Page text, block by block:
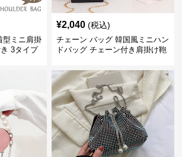
型ミニ肩掛
3タイプ
¥2,040 (税込)
チェーン バッグ 韓国風ミニハン
ドバッグ チェーン付き肩掛け鞄